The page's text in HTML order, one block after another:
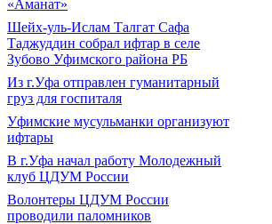
«Аманат»
Шейх-уль-Ислам Талгат Сафа
Таджуддин собрал ифтар в селе
Зубово Уфимского района РБ
Из г.Уфа отправлен гуманитарный
груз для госпиталя
Уфимские мусульманки организуют
ифтары
В г.Уфа начал работу Молодежный
клуб ЦДУМ России
Волонтеры ЦДУМ России
проводили паломников